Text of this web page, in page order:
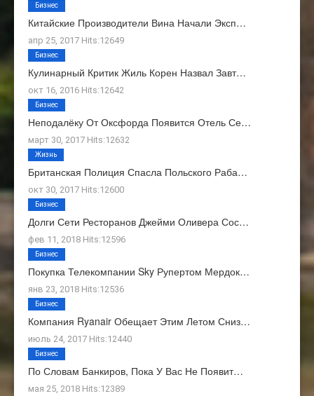
Китайские Производители Вина Начали Эксп…
апр 25, 2017 Hits:12649
Бизнес
Кулинарный Критик Жиль Корен Назвал Завт…
окт 16, 2016 Hits:12642
Бизнес
Неподалёку От Оксфорда Появится Отель Се…
март 30, 2017 Hits:12632
Бизнес
Британская Полиция Спасла Польского Раба…
окт 30, 2017 Hits:12600
Жизнь
Долги Сети Ресторанов Джейми Оливера Сос…
фев 11, 2018 Hits:12596
Бизнес
Покупка Телекомпании Sky Рупертом Мердок…
янв 23, 2018 Hits:12536
Бизнес
Компания Ryanair Обещает Этим Летом Сниз…
июль 24, 2017 Hits:12440
Бизнес
По Словам Банкиров, Пока У Вас Не Появит…
мая 25, 2018 Hits:12389
Бизнес